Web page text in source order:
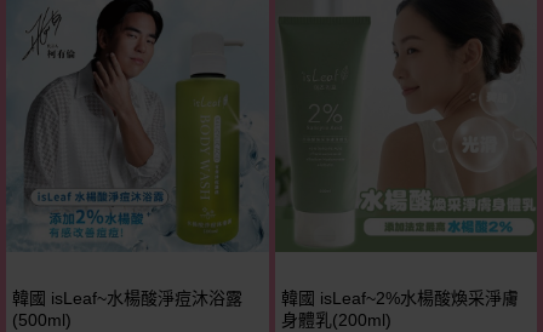
韓國 isLeaf~水楊酸淨痘沐浴露
(500ml)
韓國 isLeaf~2%水楊酸煥采淨膚
身體乳(200ml)